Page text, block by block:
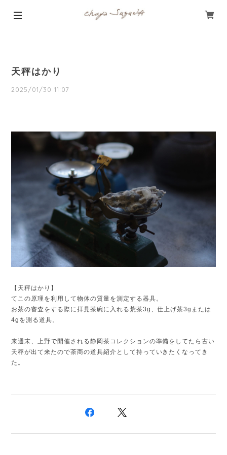
天秤はかり
2025/01/30 11:07
【天秤はかり】
てこの原理を利用して物体の質量を測定する器具。
お茶の審査をする際に拝見茶碗に入れる荒茶3g、仕上げ茶3gまたは
4gを測る道具。
来週末、上野で開催される静岡茶コレクションの準備をしてたら古い
天秤が出て来たので茶商の道具紹介として持っていきたくなってき
た。